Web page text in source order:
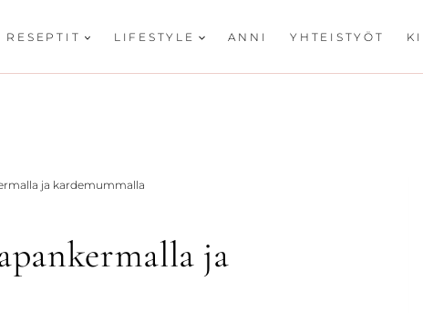
RESEPTIT LIFESTYLE ANNI YHTEISTYÖT
ja kardemummalla
ja